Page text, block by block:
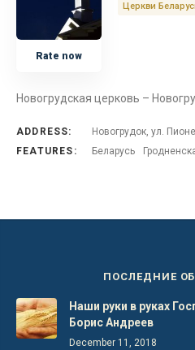
Церковь
Rate now
Церкви
Новогрудская церковь –
ADDRESS:
Новогрудок, ул.
FEATURES:
Беларусь
ПОСЛЕДНИЕ
Наши руки в руках
Борис Андреев
December 11, 2018